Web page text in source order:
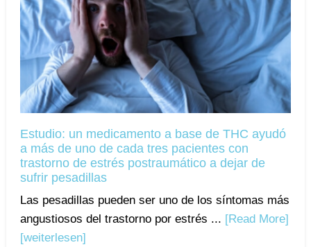
Estudio: un medicamento a base de THC ayudó
a más de uno de cada tres pacientes con
trastorno de estrés postraumático a dejar de
sufrir pesadillas
Las pesadillas pueden ser uno de los síntomas más
angustiosos del trastorno por estrés ... [Read More]
[weiterlesen]